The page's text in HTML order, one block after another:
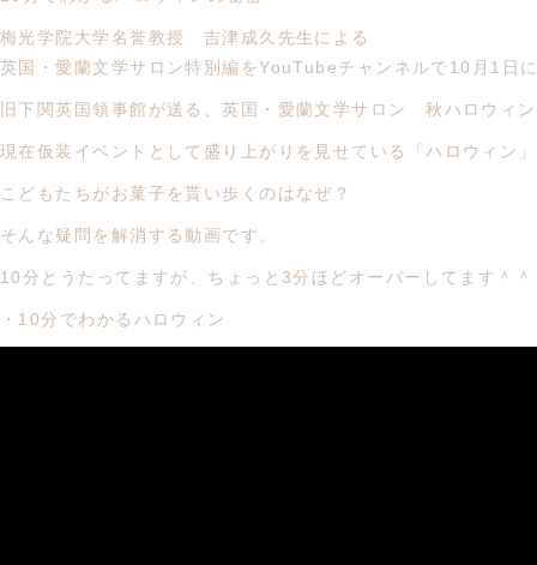
梅光学院大学名誉教授 吉津成久先生による
英国・愛蘭文学サロン特別編をYouTubeチャンネルで10月1日
旧下関英国領事館が送る、英国・愛蘭文学サロン 秋ハロウィ
現在仮装イベントとして盛り上がりを見せている「ハロウィン
こどもたちがお菓子を貰い歩くのはなぜ？
そんな疑問を解消する動画です。
10分とうたってますが、ちょっと3分ほどオーバーしてます＾＾
・10分でわかるハロウィン